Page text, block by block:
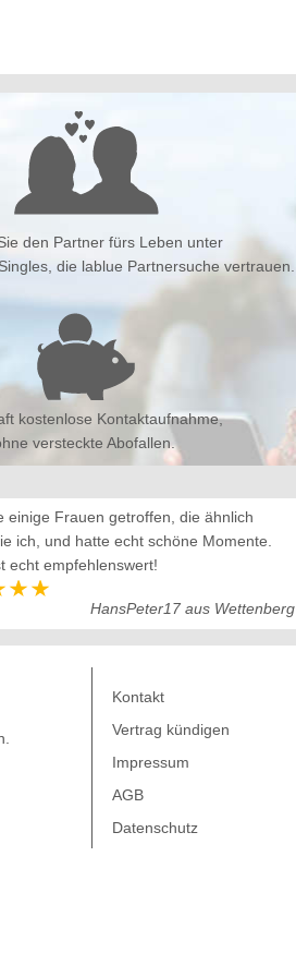
den Partner fürs Leben unter
die lablue Partnersuche vertrauen.
kostenlose Kontaktaufnahme,
versteckte Abofallen.
einige Frauen getroffen, die ähnlich
ich, und hatte echt schöne Momente.
echt empfehlenswert!
HansPeter17 aus Wettenberg
Kontakt
Vertrag kündigen
Impressum
AGB
Datenschutz